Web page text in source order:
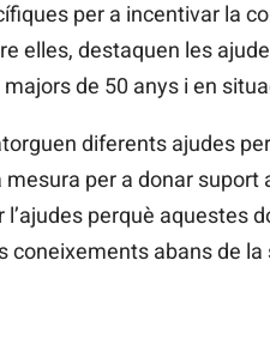
per a incentivar la
elles, destaquen les
de 50 anys i en
diferents ajudes
per a donar suport
perquè aquestes
coneixements abans de